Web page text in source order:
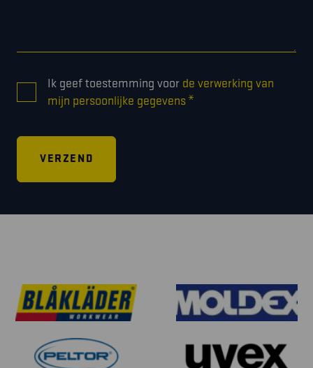
* Ik geef toestemming voor de verwerking van
mijn persoonlijke gegevens*